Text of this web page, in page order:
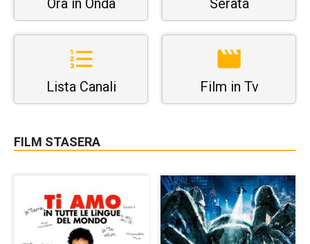
Ora in Onda Serata
Lista Canali Film in Tv
FILM STASERA